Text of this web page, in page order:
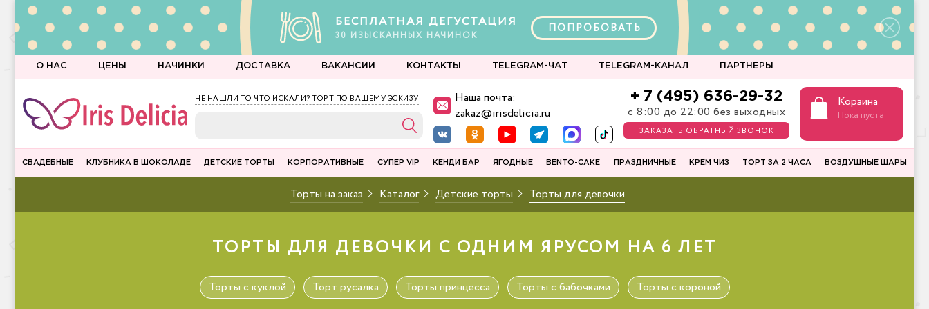
БЕСПЛАТНАЯ ДЕГУСТАЦИЯ
30 ИЗЫСКАННЫХ НАЧИНОК
ПОПРОБОВАТЬ
О НАС ЦЕНЫ НАЧИНКИ ДОСТАВКА ВАКАНСИИ КОНТАКТЫ TELEGRAM-ЧАТ TELEGRAM-КАНАЛ ПАРТНЕРЫ
НЕ НАШЛИ ТО ЧТО ИСКАЛИ? ТОРТ ПО ВАШЕМУ ЭСКИЗУ
Наша почта:
zakaz@irisdelicia.ru
+ 7 (495) 636-29-32
с 8:00 до 22:00 без выходных
ЗАКАЗАТЬ ОБРАТНЫЙ ЗВОНОК
Корзина
Пока пуста
СВАДЕБНЫЕ КЛУБНИКА В ШОКОЛАДЕ ДЕТСКИЕ ТОРТЫ КОРПОРАТИВНЫЕ СУПЕР VIP КЕНДИ БАР ЯГОДНЫЕ BENTO-CAKE ПРАЗДНИЧНЫЕ КРЕМ ЧИЗ ТОРТ ЗА 2 ЧАСА ВОЗДУШНЫЕ ШАРЫ
Торты на заказ Каталог Детские торты Торты для девочки
ТОРТЫ ДЛЯ ДЕВОЧКИ С ОДНИМ ЯРУСОМ НА 6 ЛЕТ
Торты с куклой Торт русалка Торты принцесса Торты с бабочками Торты с короной